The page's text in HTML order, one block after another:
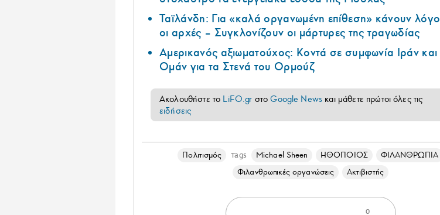
Ταϊλάνδη: Για «καλά οργανωμένη επίθεση» κάνουν λόγο
οι αρχές – Συγκλονίζουν οι μάρτυρες της τραγωδίας
Αμερικανός αξιωματούχος: Κοντά σε συμφωνία Ιράν και
Ομάν για τα Στενά του Ορμούζ
Ακολουθήστε το LiFO.gr στοGoogle News και μάθετε πρώτοι όλες τις
ειδήσεις
Πολιτισμός Tags Michael Sheen ΗΘΟΠΟΙΟΣ
ΦΙΛΑΝΘΡΩΠΙΑ
Φιλανθρωπικές οργανώσεις
Ακτιβιστής
0